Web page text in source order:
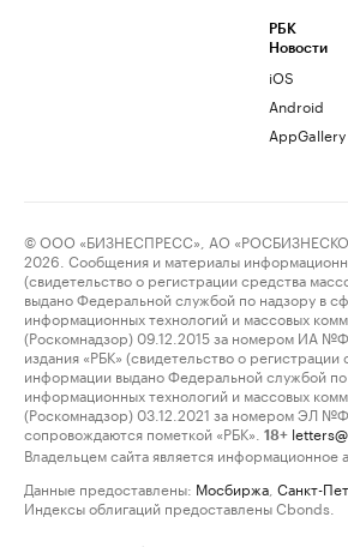
РБК
Новости
iOS
Android
AppGallery
© ООО «БИЗНЕСПРЕСС», АО
2026. Сообщения и материалы
(свидетельство о регистрации средства
выдано Федеральной службой по надзору в
информационных технологий и массовых
(Роскомнадзор) 09.12.2015 за номером ИА
издания «РБК» (свидетельство о
информации выдано Федеральной службой по
информационных технологий и массовых
(Роскомнадзор) 03.12.2021 за номером ЭЛ
сопровождаются пометкой «РБК».
18+
Владельцем сайта является информационное
Данные предоставлены: Мосбиржа Санкт-
Индексы облигаций предоставлены Cbonds.